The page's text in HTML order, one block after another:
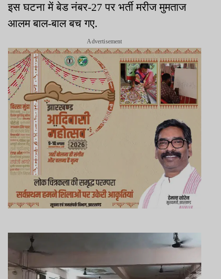
इस घटना में बेड नंबर-27 पर भर्ती मरीज मुमताज
आलम बाल-बाल बच गए.
Advertisement